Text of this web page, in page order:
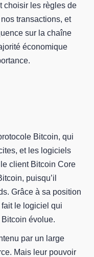
choisir les règles de
transactions, et
sur la chaîne
économique
Bitcoin, qui
et les logiciels
client Bitcoin Core
puisqu’il
Grâce à sa position
le logiciel qui
évolue.
par un large
Mais leur pouvoir